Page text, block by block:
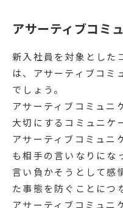
アサーティブコミ
新入社員を対象とした
は、アサーティブコミ
でしょう。
アサーティブコミュニ
大切にするコミュニケ
アサーティブコミュニ
も相手の言いなりにな
言い負かそうとして感
た事態を防ぐことにつ
アサーティブコミュニ